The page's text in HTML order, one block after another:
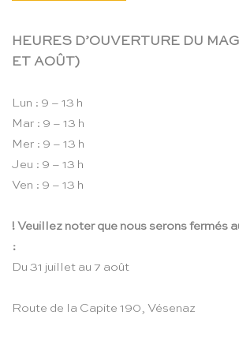
HEURES D’OUVERTURE DU
ET AOÛT)
Lun : 9 – 13 h
Mar : 9 – 13 h
Mer : 9 – 13 h
Jeu : 9 – 13 h
Ven : 9 – 13 h
! Veuillez noter que nous serons fermés
:
Du 31 juillet au 7 août
Route de la Capite 190, Vésenaz